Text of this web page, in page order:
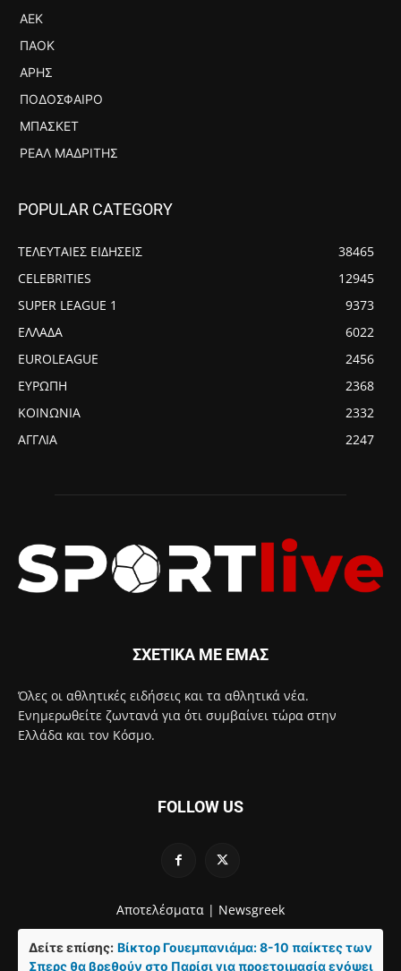
ΑΕΚ
ΠΑΟΚ
ΆΡΗΣ
ΠΟΔΌΣΦΑΙΡΟ
ΜΠΆΣΚΕΤ
ΡΕΆΛ ΜΑΔΡΊΤΗΣ
POPULAR CATEGORY
ΤΕΛΕΥΤΑΙΕΣ ΕΙΔΗΣΕΙΣ
38465
CELEBRITIES
12945
SUPER LEAGUE 1
9373
ΕΛΛΑΔΑ
6022
EUROLEAGUE
2456
ΕΥΡΩΠΗ
2368
ΚΟΙΝΩΝΙΑ
2332
ΑΓΓΛΙΑ
2247
ΣΧΕΤΙΚΑ ΜΕ ΕΜΑΣ
Όλες οι αθλητικές ειδήσεις και τα αθλητικά νέα.
Ενημερωθείτε ζωντανά για ότι συμβαίνει τώρα στην
Ελλάδα και τον Κόσμο.
FOLLOW US
Αποτελέσματα | Newsgreek
Δείτε επίσης: Βίκτορ Γουεμπανιάμα: 8-10 παίκτες των
Σπερς θα βρεθούν στο Παρίσι για προετοιμασία ενόψει